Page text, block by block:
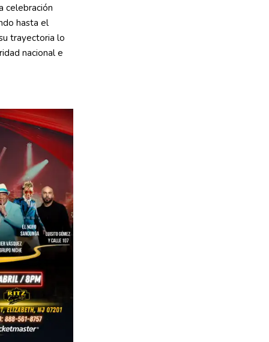
celebración
hasta el
trayectoria lo
nacional e